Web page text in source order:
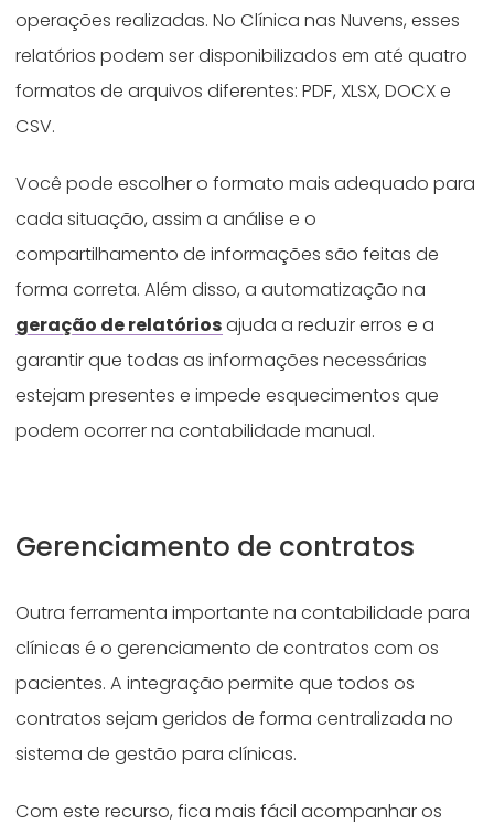
operações realizadas. No Clínica nas Nuvens, esses
relatórios podem ser disponibilizados em até quatro
formatos de arquivos diferentes: PDF, XLSX, DOCX e
CSV.
Você pode escolher o formato mais adequado para
cada situação, assim a análise e o
compartilhamento de informações são feitas de
forma correta. Além disso, a automatização na
geração de relatóriosajuda a reduzir erros e a
garantir que todas as informações necessárias
estejam presentes e impede esquecimentos que
podem ocorrer na contabilidade manual.
Gerenciamento de contratos
Outra ferramenta importante na contabilidade para
clínicas é o gerenciamento de contratos com os
pacientes. A integração permite que todos os
contratos sejam geridos de forma centralizada no
sistema de gestão para clínicas.
Com este recurso, fica mais fácil acompanhar os